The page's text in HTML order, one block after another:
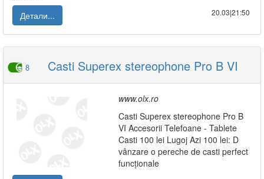
Детали...
20.03|21:50
8 Casti Superex stereophone Pro B VI
www.olx.ro
Casti Superex stereophone Pro B
VI Accesorii Telefoane - Tablete
Casti 100 lei Lugoj Azi 100 lei: D
vânzare o pereche de casti perfect
funcționale